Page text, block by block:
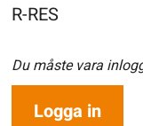
R-RES
Du måste vara
Logga in